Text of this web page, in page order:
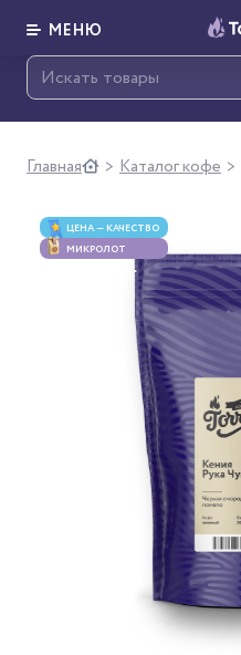
МЕНЮ
Главная > Каталог кофе >
ЦЕНА — КАЧЕСТВО
МИКРОЛОТ